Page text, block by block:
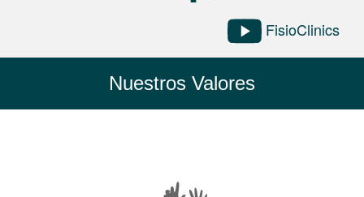
FisioClinics
Nuestros Valores